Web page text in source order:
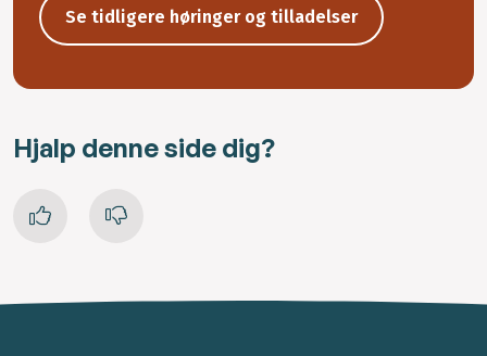
Se tidligere høringer og tilladelser
Hjalp denne side dig?